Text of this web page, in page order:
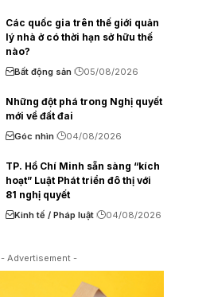
Các quốc gia trên thế giới quản
lý nhà ở có thời hạn sở hữu thế
nào?
Bất động sản 05/08/2026
Những đột phá trong Nghị quyết
mới về đất đai
Góc nhìn 04/08/2026
TP. Hồ Chí Minh sẵn sàng “kích
hoạt” Luật Phát triển đô thị với
81 nghị quyết
Kinh tế / Pháp luật 04/08/2026
- Advertisement -